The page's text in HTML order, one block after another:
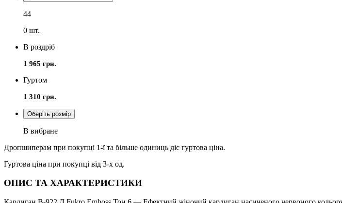
44
0 шт.
В роздріб
1 965 грн.
Гуртом
1 310 грн.
Оберіть розмір
В вибране
Дропшиперам при покупці 1-ї та більше одиниць діє гуртова ціна.
Гуртова ціна при покупці від 3-х од.
ОПИС ТА ХАРАКТЕРИСТИКИ